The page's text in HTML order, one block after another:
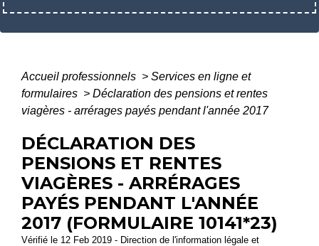
Accueil professionnels > Services en ligne et
formulaires > Déclaration des pensions et rentes
viagères - arrérages payés pendant l'année 2017
DÉCLARATION DES
PENSIONS ET RENTES
VIAGÈRES - ARRÉRAGES
PAYÉS PENDANT L'ANNÉE
2017 (FORMULAIRE 10141*23)
Vérifié le 12 Feb 2019 - Direction de l'information légale et